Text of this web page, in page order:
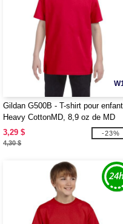
Gildan G500B - T-shirt pour enfant
Heavy CottonMD, 8,9 oz de MD
(5000B)
3,29 $
4,30 $
-23%